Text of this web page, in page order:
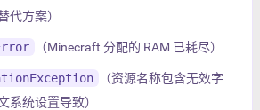
代方案）
（Minecraft 分配的 RAM 已耗尽）
（资源名称包含无效字
系统设置导致）